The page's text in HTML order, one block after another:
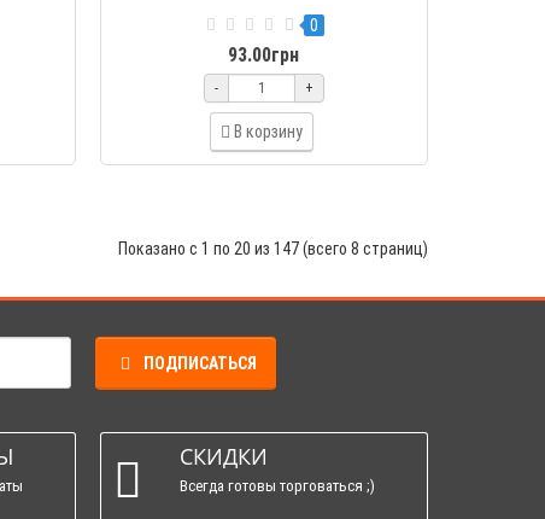
0
93.00грн
- +
В корзину
Показано с 1 по 20 из 147 (всего 8 страниц)
ПОДПИСАТЬСЯ
СКИДКИ
Всегда готовы торговаться ;)